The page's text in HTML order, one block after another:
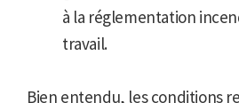
à la réglementation
travail.
Bien entendu, les conditions